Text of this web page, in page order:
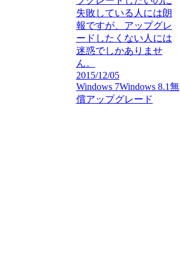
失敗している人には朗
報ですが、アップグレ
ードしたくない人には
迷惑でしかありませ
ん。
2015/12/05
Windows 7Windows 8.1無
償アップグレード